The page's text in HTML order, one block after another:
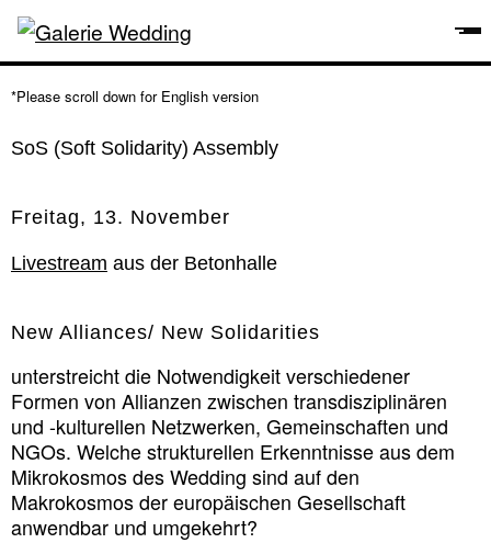
*Please scroll down for English version
SoS (Soft Solidarity) Assembly
Freitag, 13. November
Livestream aus der Betonhalle
New Alliances/ New Solidarities
unterstreicht die Notwendigkeit verschiedener
Formen von Allianzen zwischen transdisziplinären
und -kulturellen Netzwerken, Gemeinschaften und
NGOs. Welche strukturellen Erkenntnisse aus dem
Mikrokosmos des Wedding sind auf den
Makrokosmos der europäischen Gesellschaft
anwendbar und umgekehrt?